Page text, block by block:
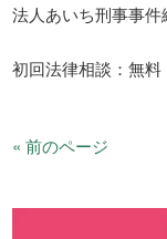
法人あいち刑事事件
初回法律相談：無料
« 前のページ